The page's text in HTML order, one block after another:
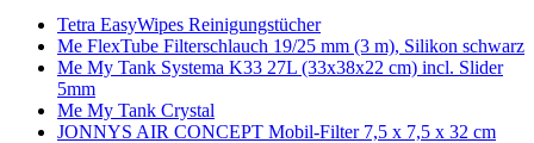
Tetra EasyWipes Reinigungstücher
Me FlexTube Filterschlauch 19/25 mm (3 m), Silikon schwarz
Me My Tank Systema K33 27L (33x38x22 cm) incl. Slider
5mm
Me My Tank Crystal
JONNYS AIR CONCEPT Mobil-Filter 7,5 x 7,5 x 32 cm